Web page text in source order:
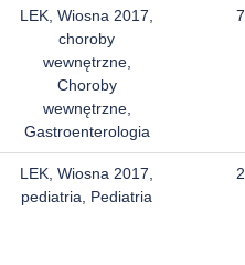
LEK, Wiosna 2017,
choroby
wewnętrzne,
Choroby
wewnętrzne,
Gastroenterologia
7
LEK, Wiosna 2017,
pediatria, Pediatria
2